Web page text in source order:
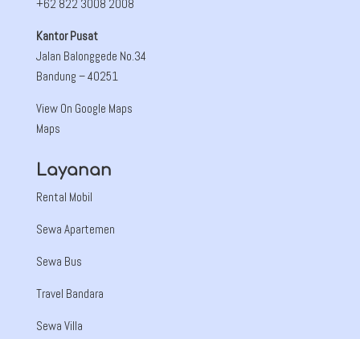
+62 822 3008 2008
Kantor Pusat
Jalan Balonggede No.34
Bandung – 40251
View On Google Maps
Maps
Layanan
Rental Mobil
Sewa Apartemen
Sewa Bus
Travel Bandara
Sewa Villa